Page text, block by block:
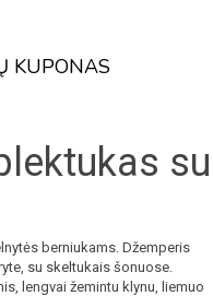
KUPONAS
su
berniukams. Džemperis
su skeltukais šonuose.
lengvai žemintu klynu, liemuo